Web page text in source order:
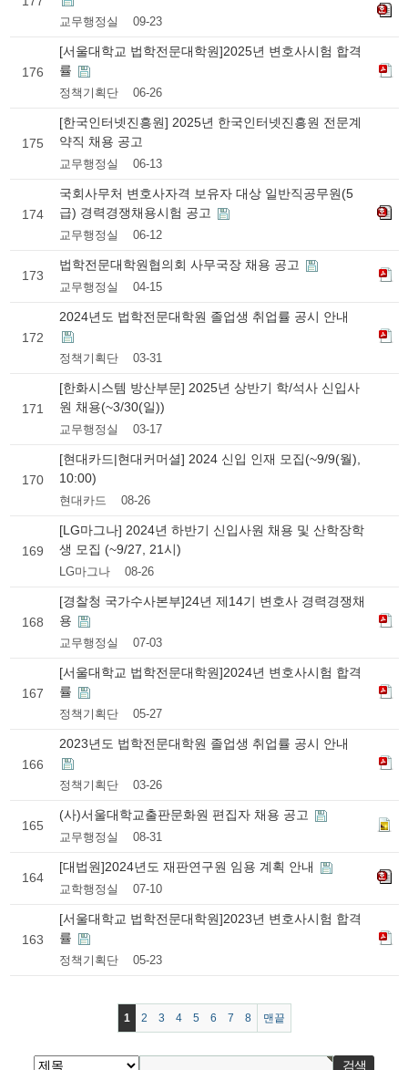
교무행정실 09-23
176
[서울대학교 법학전문대학원]2025년 변호사시험 합격
률
정책기획단 06-26
175
[한국인터넷진흥원] 2025년 한국인터넷진흥원 전문계
약직 채용 공고
교무행정실 06-13
174
국회사무처 변호사자격 보유자 대상 일반직공무원(5
급) 경력경쟁채용시험 공고
교무행정실 06-12
173
법학전문대학원협의회 사무국장 채용 공고
교무행정실 04-15
172
2024년도 법학전문대학원 졸업생 취업률 공시 안내
정책기획단 03-31
171
[한화시스템 방산부문] 2025년 상반기 학/석사 신입사
원 채용(~3/30(일))
교무행정실 03-17
170
[현대카드|현대커머셜] 2024 신입 인재 모집(~9/9(월),
10:00)
현대카드 08-26
169
[LG마그나] 2024년 하반기 신입사원 채용 및 산학장학
생 모집 (~9/27, 21시)
LG마그나 08-26
168
[경찰청 국가수사본부]24년 제14기 변호사 경력경쟁채
용
교무행정실 07-03
167
[서울대학교 법학전문대학원]2024년 변호사시험 합격
률
정책기획단 05-27
166
2023년도 법학전문대학원 졸업생 취업률 공시 안내
정책기획단 03-26
165
(사)서울대학교출판문화원 편집자 채용 공고
교무행정실 08-31
164
[대법원]2024년도 재판연구원 임용 계획 안내
교학행정실 07-10
163
[서울대학교 법학전문대학원]2023년 변호사시험 합격
률
정책기획단 05-23
1 2 3 4 5 6 7 8 맨끝